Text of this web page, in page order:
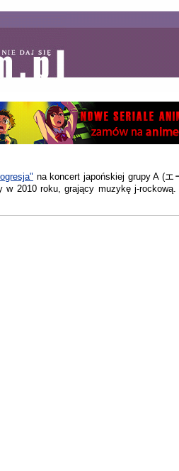
na koncert japońskiej grupy A (
2010 roku, grający muzykę j-